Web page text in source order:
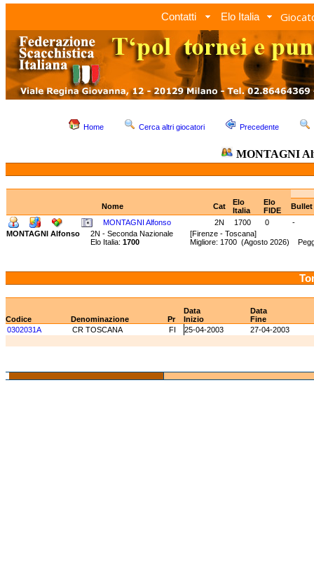
Contatti Elo Italia
Home Cerca altri giocatori Precedente
MONTAGNI
Nome Cat
Elo
Italia
Elo
FIDE
Bullet
MONTAGNI Alfonso
2N 1700 0
-
MONTAGNI Alfonso
2N - Seconda Nazionale [Firenze - Toscana]
Elo Italia: 1700 Migliore: 1700 (Agosto 2026)
Data
Data
Codice
Denominazione Pr Inizio
Fine
0302031A
CR TOSCANA FI 25-04-2003 27-04-2003